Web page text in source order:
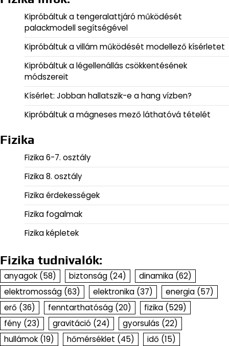
Kipróbáltuk a tengeralattjáró működését
palackmodell segítségével
Kipróbáltuk a villám működését modellező kísérletet
Kipróbáltuk a légellenállás csökkentésének
módszereit
Kísérlet: Jobban hallatszik-e a hang vízben?
Kipróbáltuk a mágneses mező láthatóvá tételét
Fizika
Fizika 6-7. osztály
Fizika 8. osztály
Fizika érdekességek
Fizika fogalmak
Fizika képletek
Fizika tudnivalók:
anyagok (58) biztonság (24) dinamika (62)
elektromosság (63) elektronika (37) energia (57)
erő (36) fenntarthatóság (20) fizika (529)
fény (23) gravitáció (24) gyorsulás (22)
hullámok (19) hőmérséklet (45) idő (15)